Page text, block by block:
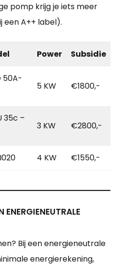
pomp krijg je iets meer
een A++ label).
Power Subsidie
50A-
5 KW €1800,-
35c –
3 KW €2800,-
4 KW €1550,-
ENERGIENEUTRALE
Bij een energieneutrale
energierekening,